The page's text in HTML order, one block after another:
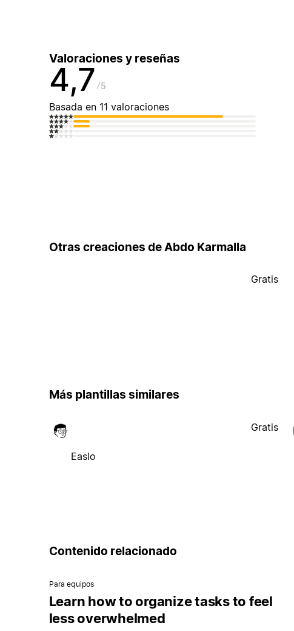
Valoraciones y reseñas
4,7 5
Basada en 11 valoraciones
Otras creaciones de Abdo Karmalla
Gratis
Más plantillas similares
Easlo
Gratis
Contenido relacionado
Para equipos
Learn how to organize tasks to feel
less overwhelmed